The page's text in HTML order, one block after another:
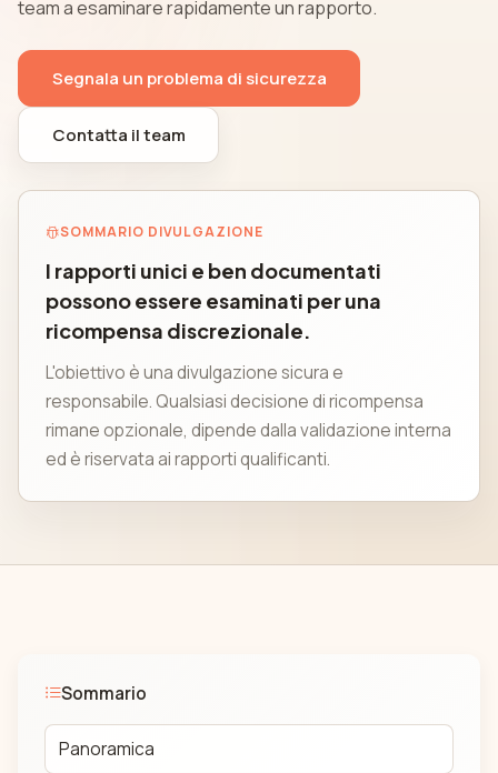
team a esaminare rapidamente un rapporto.
Segnala un problema di sicurezza
Contatta il team
SOMMARIO DIVULGAZIONE
I rapporti unici e ben documentati
possono essere esaminati per una
ricompensa discrezionale.
L'obiettivo è una divulgazione sicura e
responsabile. Qualsiasi decisione di ricompensa
rimane opzionale, dipende dalla validazione interna
ed è riservata ai rapporti qualificanti.
Sommario
Panoramica